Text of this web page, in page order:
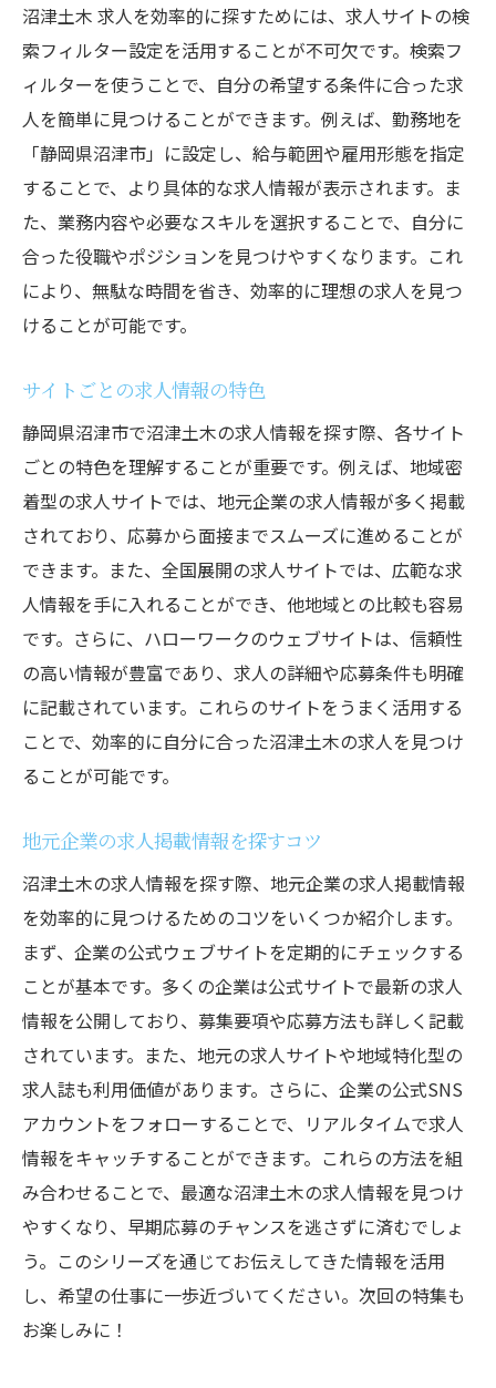
沼津土木 求人を効率的に探すためには、求人サイトの検
索フィルター設定を活用することが不可欠です。検索フ
ィルターを使うことで、自分の希望する条件に合った求
人を簡単に見つけることができます。例えば、勤務地を
「静岡県沼津市」に設定し、給与範囲や雇用形態を指定
することで、より具体的な求人情報が表示されます。ま
た、業務内容や必要なスキルを選択することで、自分に
合った役職やポジションを見つけやすくなります。これ
により、無駄な時間を省き、効率的に理想の求人を見つ
けることが可能です。
サイトごとの求人情報の特色
静岡県沼津市で沼津土木の求人情報を探す際、各サイト
ごとの特色を理解することが重要です。例えば、地域密
着型の求人サイトでは、地元企業の求人情報が多く掲載
されており、応募から面接までスムーズに進めることが
できます。また、全国展開の求人サイトでは、広範な求
人情報を手に入れることができ、他地域との比較も容易
です。さらに、ハローワークのウェブサイトは、信頼性
の高い情報が豊富であり、求人の詳細や応募条件も明確
に記載されています。これらのサイトをうまく活用する
ことで、効率的に自分に合った沼津土木の求人を見つけ
ることが可能です。
地元企業の求人掲載情報を探すコツ
沼津土木の求人情報を探す際、地元企業の求人掲載情報
を効率的に見つけるためのコツをいくつか紹介します。
まず、企業の公式ウェブサイトを定期的にチェックする
ことが基本です。多くの企業は公式サイトで最新の求人
情報を公開しており、募集要項や応募方法も詳しく記載
されています。また、地元の求人サイトや地域特化型の
求人誌も利用価値があります。さらに、企業の公式SNS
アカウントをフォローすることで、リアルタイムで求人
情報をキャッチすることができます。これらの方法を組
み合わせることで、最適な沼津土木の求人情報を見つけ
やすくなり、早期応募のチャンスを逃さずに済むでしょ
う。このシリーズを通じてお伝えしてきた情報を活用
し、希望の仕事に一歩近づいてください。次回の特集も
お楽しみに！